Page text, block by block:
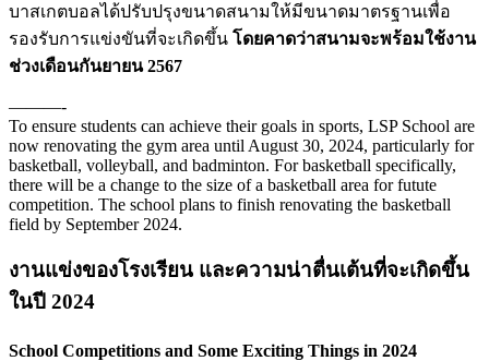
บาสเกตบอลได้ปรับปรุงขนาดสนามให้มีขนาดมาตรฐานเพื่อ
รองรับการแข่งขันที่จะเกิดขึ้น โดยคาดว่าสนามจะพร้อมใช้งาน
ช่วงเดือนกันยายน 2567
———-
To ensure students can achieve their goals in sports, LSP School are
now renovating the gym area until August 30, 2024, particularly for
basketball, volleyball, and badminton. For basketball specifically,
there will be a change to the size of a basketball area for futute
competition. The school plans to finish renovating the basketball
field by September 2024.
งานแข่งของโรงเรียน และความน่าตื่นเต้นที่จะเกิดขึ้น
ในปี 2024
School Competitions and Some Exciting Things in 2024